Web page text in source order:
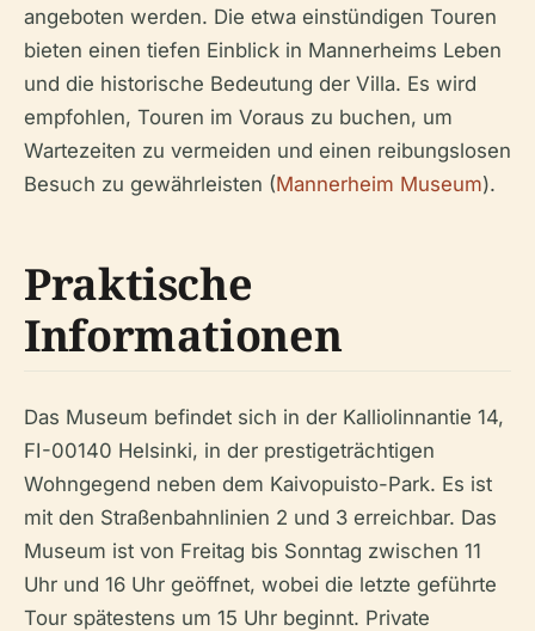
angeboten werden. Die etwa einstündigen Touren
bieten einen tiefen Einblick in Mannerheims Leben
und die historische Bedeutung der Villa. Es wird
empfohlen, Touren im Voraus zu buchen, um
Wartezeiten zu vermeiden und einen reibungslosen
Besuch zu gewährleisten (Mannerheim Museum).
Praktische
Informationen
Das Museum befindet sich in der Kalliolinnantie 14,
FI-00140 Helsinki, in der prestigeträchtigen
Wohngegend neben dem Kaivopuisto-Park. Es ist
mit den Straßenbahnlinien 2 und 3 erreichbar. Das
Museum ist von Freitag bis Sonntag zwischen 11
Uhr und 16 Uhr geöffnet, wobei die letzte geführte
Tour spätestens um 15 Uhr beginnt. Private